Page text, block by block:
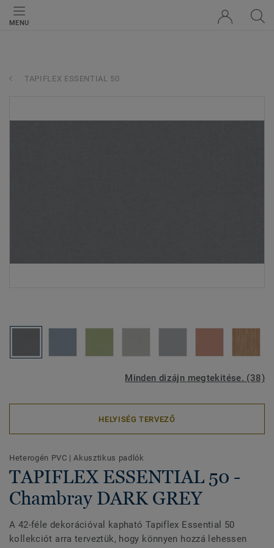
MENU
TAPIFLEX ESSENTIAL 50
Minden dizájn megtekitése. (38)
HELYISÉG TERVEZŐ
Heterogén PVC |Akusztikus padlók
TAPIFLEX ESSENTIAL 50 -
Chambray DARK GREY
A 42-féle dekorációval kapható Tapiflex Essential 50
kollekciót arra terveztük, hogy könnyen hozzá lehessen